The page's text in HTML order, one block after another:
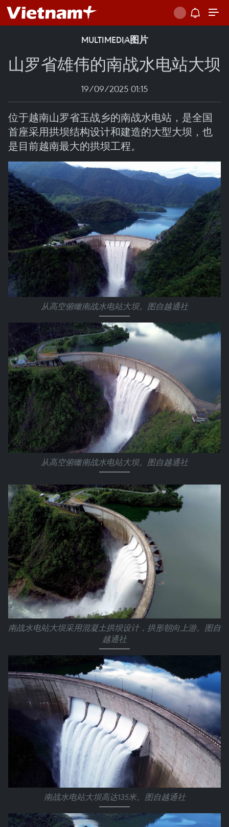
MULTIMEDIA图片
山罗省雄伟的南战水电站大坝
19/09/2025 01:15
位于越南山罗省玉战乡的南战水电站，是全国
首座采用拱坝结构设计和建造的大型大坝，也
是目前越南最大的拱坝工程。
从高空俯瞰南战水电站大坝。图自越通社
从高空俯瞰南战水电站大坝。图自越通社
南战水电站大坝采用混凝土拱坝设计，拱形朝向上游。图自
越通社
南战水电站大坝高达135米。图自越通社